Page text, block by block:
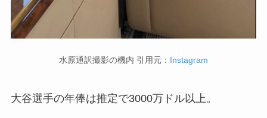
水原通訳撮影の機内 引用元： Instagram
大谷選手の年俸は推定で3000万ドル以上。